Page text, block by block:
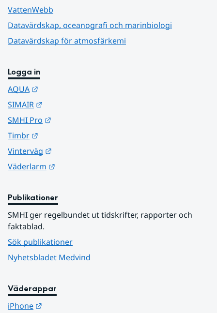
VattenWebb
Datavärdskap, oceanografi och marinbiologi
Datavärdskap för atmosfärkemi
Logga in
AQUA
SIMAIR
SMHI Pro
Timbr
Vinterväg
Väderlarm
Publikationer
SMHI ger regelbundet ut tidskrifter, rapporter och
faktablad.
Sök publikationer
Nyhetsbladet Medvind
Väderappar
iPhone